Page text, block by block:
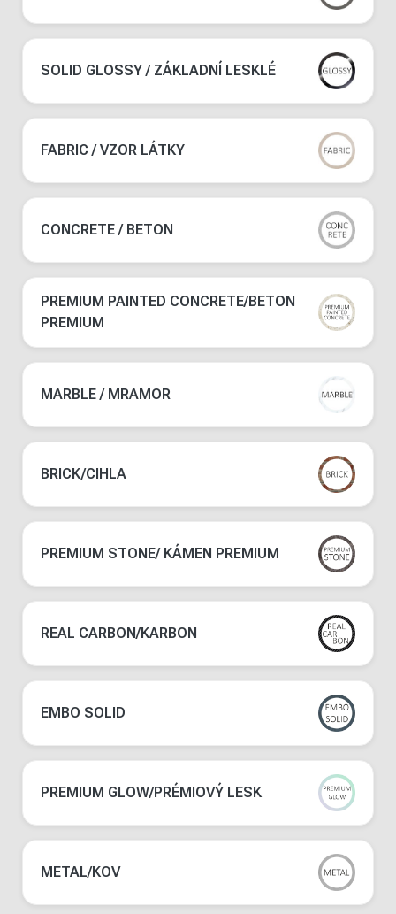
SOLID GLOSSY / ZÁKLADNÍ LESKLÉ
FABRIC / VZOR LÁTKY
CONCRETE / BETON
PREMIUM PAINTED CONCRETE/BETON
PREMIUM
MARBLE / MRAMOR
BRICK/CIHLA
PREMIUM STONE/ KÁMEN PREMIUM
REAL CARBON/KARBON
EMBO SOLID
PREMIUM GLOW/PRÉMIOVÝ LESK
METAL/KOV